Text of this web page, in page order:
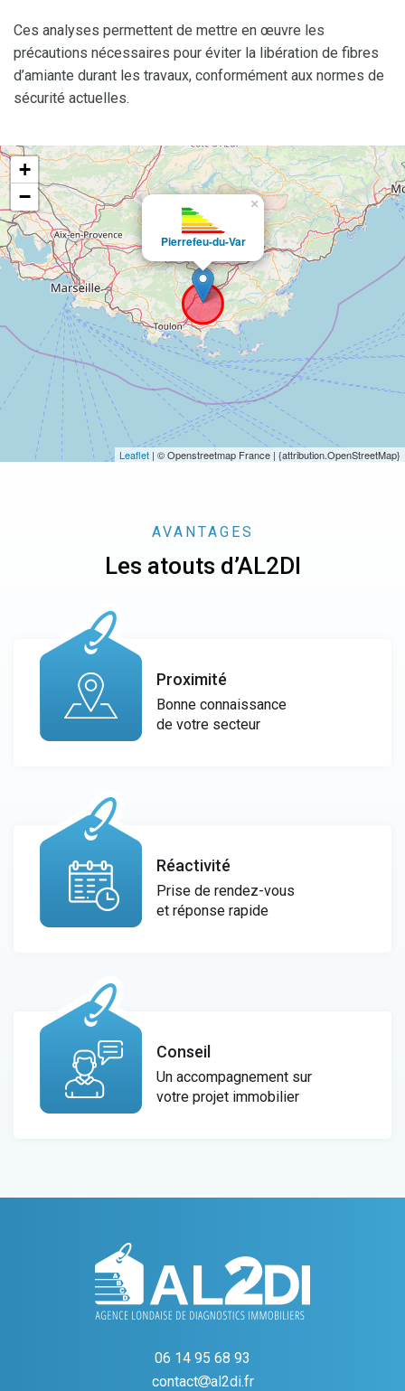
Ces analyses permettent de mettre en œuvre les
précautions nécessaires pour éviter la libération de fibres
d’amiante durant les travaux, conformément aux normes de
sécurité actuelles.
Pierrefeu-du-Var
×
+
−
Leaflet | © Openstreetmap France | {attribution.OpenStreetMap}
AVANTAGES
Les atouts d’AL2DI
Proximité
Bonne connaissance
de votre secteur
Réactivité
Prise de rendez-vous
et réponse rapide
Conseil
Un accompagnement sur
votre projet immobilier
06 14 95 68 93
contact
al2di.fr